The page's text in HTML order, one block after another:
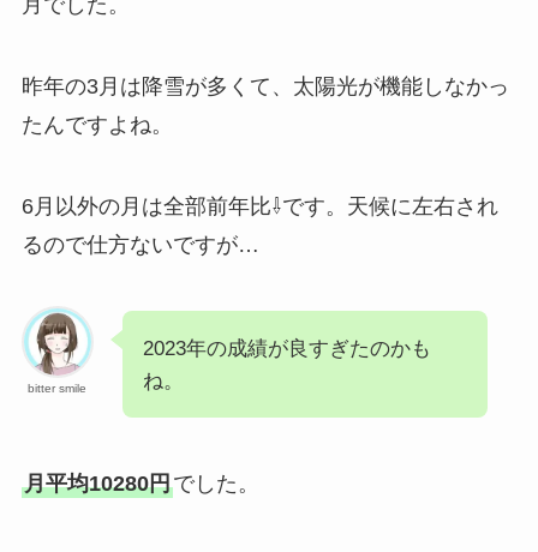
月でした。
昨年の3月は降雪が多くて、太陽光が機能しなかっ
たんですよね。
6月以外の月は全部前年比⇩です。天候に左右され
るので仕方ないですが…
bitter smile
2023年の成績が良すぎたのかも
ね。
月平均10280円でした。